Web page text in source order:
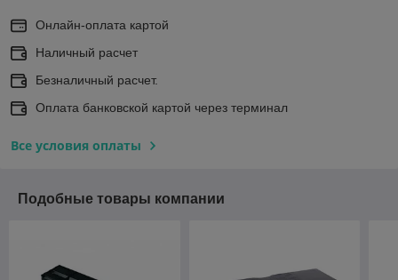
Онлайн-оплата картой
Наличный расчет
Безналичный расчет.
Оплата банковской картой через терминал
Все условия оплаты
Подобные товары компании